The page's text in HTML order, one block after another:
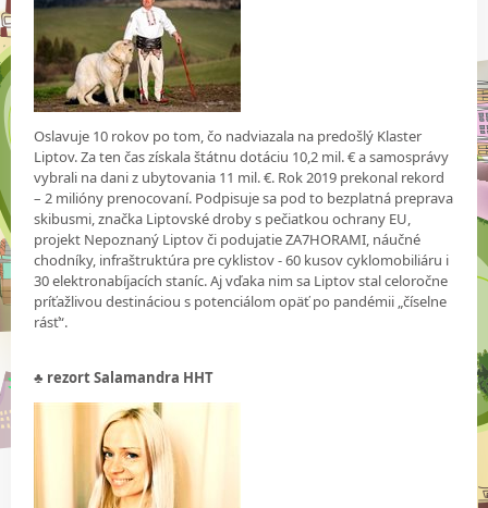
Oslavuje 10 rokov po tom, čo nadviazala na predošlý Klaster
Liptov. Za ten čas získala štátnu dotáciu 10,2 mil. € a samosprávy
vybrali na dani z ubytovania 11 mil. €. Rok 2019 prekonal rekord
– 2 milióny prenocovaní. Podpisuje sa pod to bezplatná preprava
skibusmi, značka Liptovské droby s pečiatkou ochrany EU,
projekt Nepoznaný Liptov či podujatie ZA7HORAMI, náučné
chodníky, infraštruktúra pre cyklistov - 60 kusov cyklomobiliáru i
30 elektronabíjacích staníc. Aj vďaka nim sa Liptov stal celoročne
príťažlivou destináciou s potenciálom opäť po pandémii „číselne
rásť“.
♣ rezort Salamandra HHT